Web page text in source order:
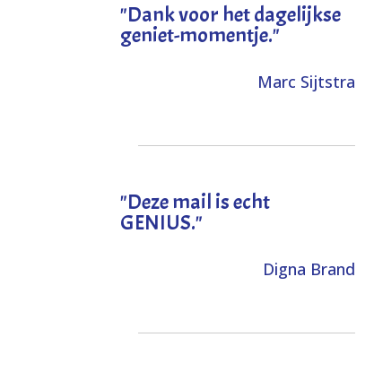
"Dank voor het dagelijkse
geniet-momentje."
Marc Sijtstra
"Deze mail is echt
GENIUS."
Digna Brand